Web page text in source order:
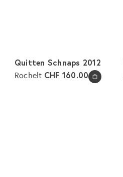
In den Warenkorb legen
Quitten Schnaps 2012
Rochelt CHF 160.00